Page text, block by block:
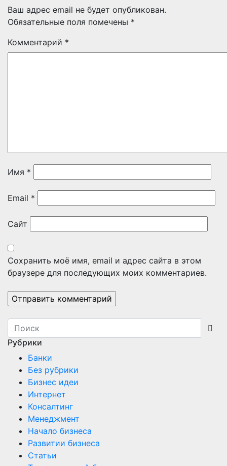
Ваш адрес email не будет опубликован.
Обязательные поля помечены *
Комментарий *
Имя *
Email *
Сайт
Сохранить моё имя, email и адрес сайта в этом
браузере для последующих моих комментариев.
Рубрики
Банки
Без рубрики
Бизнес идеи
Интернет
Консалтинг
Менеджмент
Начало бизнеса
Развитии бизнеса
Статьи